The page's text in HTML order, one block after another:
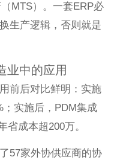
MTS）。一套ERP必
生产逻辑，否则就是
业中的应用
前后对比鲜明：实施
实施后，PDM集成
省成本超200万。
57家外协供应商的协